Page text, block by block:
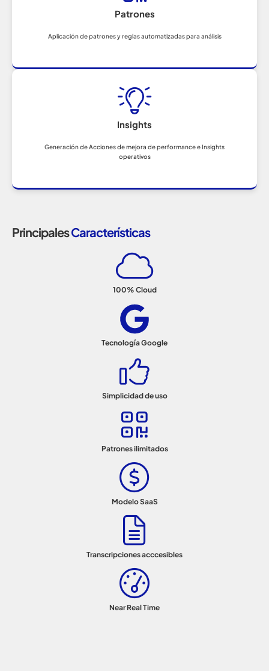
Patrones
Aplicación de patrones y reglas automatizadas para análisis
Insights
Generación de Acciones de mejora de performance e Insights
operativos
PrincipalesCaracterísticas
100% Cloud
Tecnología Google
Simplicidad de uso
Patrones ilimitados
Modelo SaaS
Transcripciones acccesibles
Near Real Time